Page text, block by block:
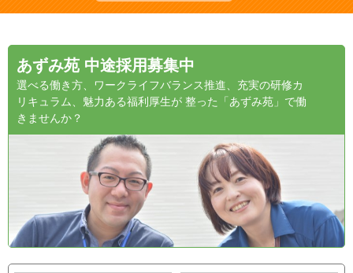
あずみ苑 中途採用募集中
選べる働き方、ワークライフバランス推進、充実の研修カ
リキュラム、魅力ある福利厚生が 整った「あずみ苑」で働
きませんか？